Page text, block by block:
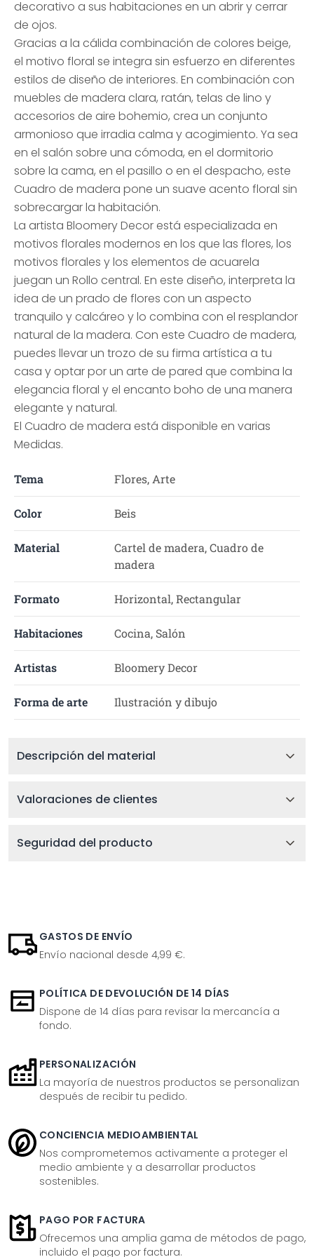
decorativo a sus habitaciones en un abrir y cerrar
de ojos.
Gracias a la cálida combinación de colores beige,
el motivo floral se integra sin esfuerzo en diferentes
estilos de diseño de interiores. En combinación con
muebles de madera clara, ratán, telas de lino y
accesorios de aire bohemio, crea un conjunto
armonioso que irradia calma y acogimiento. Ya sea
en el salón sobre una cómoda, en el dormitorio
sobre la cama, en el pasillo o en el despacho, este
Cuadro de madera pone un suave acento floral sin
sobrecargar la habitación.
La artista Bloomery Decor está especializada en
motivos florales modernos en los que las flores, los
motivos florales y los elementos de acuarela
juegan un Rollo central. En este diseño, interpreta la
idea de un prado de flores con un aspecto
tranquilo y calcáreo y lo combina con el resplandor
natural de la madera. Con este Cuadro de madera,
puedes llevar un trozo de su firma artística a tu
casa y optar por un arte de pared que combina la
elegancia floral y el encanto boho de una manera
elegante y natural.
El Cuadro de madera está disponible en varias
Medidas.
Tema Flores, Arte
Color Beis
Material
Cartel de madera, Cuadro de
madera
Formato Horizontal, Rectangular
Habitaciones Cocina, Salón
Artistas Bloomery Decor
Forma de arte Ilustración y dibujo
Descripción del material
Valoraciones de clientes
Seguridad del producto
GASTOS DE ENVÍO
Envío nacional desde 4,99 €.
POLÍTICA DE DEVOLUCIÓN DE 14 DÍAS
Dispone de 14 días para revisar la mercancía a
fondo.
PERSONALIZACIÓN
La mayoría de nuestros productos se personalizan
después de recibir tu pedido.
CONCIENCIA MEDIOAMBIENTAL
Nos comprometemos activamente a proteger el
medio ambiente y a desarrollar productos
sostenibles.
PAGO POR FACTURA
Ofrecemos una amplia gama de métodos de pago,
incluido el pago por factura.